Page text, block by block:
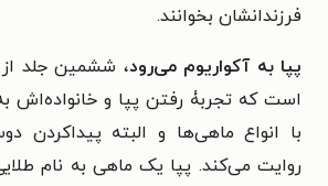
فرزندانشان بخوانند.
پپا به آکواریوم می‌رود، ششمین جلد
است که تجربۀ رفتن پپا و خانواده‌اش
با انواع ماهی‌ها و البته پیداکردن
روایت می‌کند. پپا یک ماهی به نام